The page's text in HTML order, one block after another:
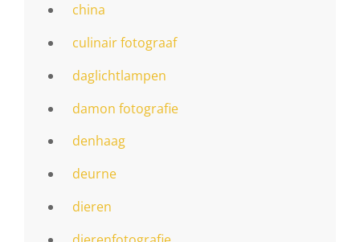
china
culinair fotograaf
daglichtlampen
damon fotografie
denhaag
deurne
dieren